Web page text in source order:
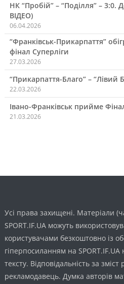
НК “Пробій” – “Поділля” – 3:0.
ВІДЕО)
06.04.2026
“Франківськ-Прикарпаття”
фінал Суперліги
27.03.2026
“Прикарпаття-Благо” – “Лівий
22.03.2026
Івано-Франківськ прийме
21.03.2026
Усі права захищені. Матеріали
SPORT.IF.UA можуть
користувачами безкоштовно із
гіперпосиланням на
тексту. Відповідальність за
рекламодавець. Думка авторів